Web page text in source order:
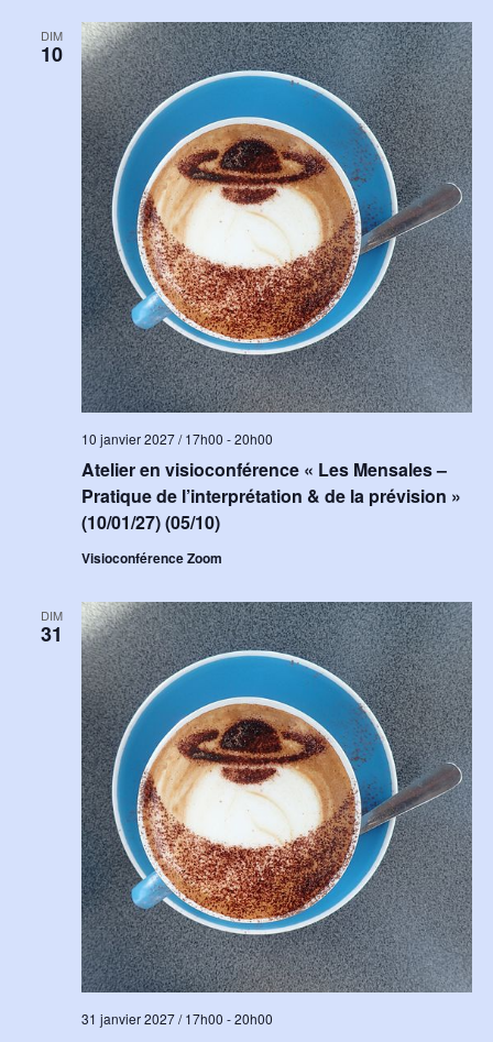
DIM
10
Atelier en visioconférence « Les Mensales –
Pratique de l’interprétation & de la prévision »
(10/01/27) (05/10)
10 janvier 2027 / 17h00 -20h00
Visioconférence Zoom
DIM
31
31 janvier 2027 / 17h00 -20h00